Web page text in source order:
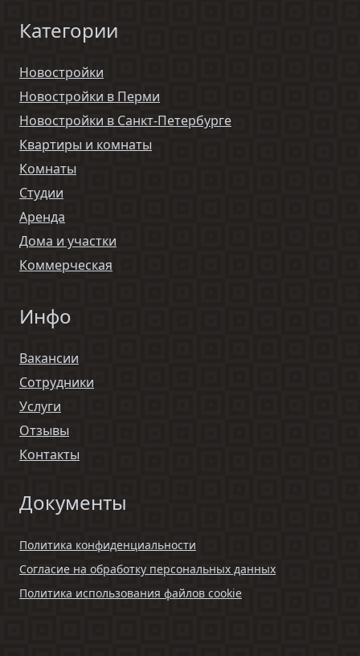
Категории
Новостройки
Новостройки в Перми
Новостройки в Санкт-Петербурге
Квартиры и комнаты
Комнаты
Студии
Аренда
Дома и участки
Коммерческая
Инфо
Вакансии
Сотрудники
Услуги
Отзывы
Контакты
Документы
Политика конфиденциальности
Согласие на обработку персональных данных
Политика использования файлов cookie